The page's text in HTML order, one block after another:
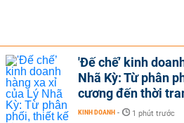
'Đế chế’ kinh
Nhã Kỳ: Từ phân
cương đến thời
KINH DOANH - 1 phút trước